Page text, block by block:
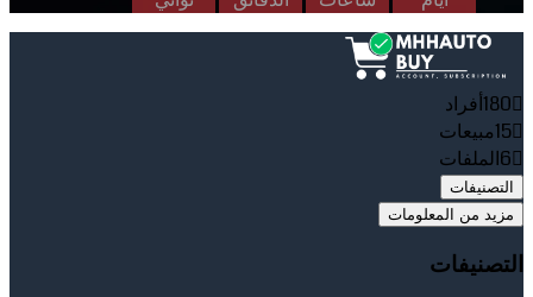
180أفراد
15مبيعات
6الملفات
التصنيفات
مزيد من المعلومات
التصنيفات